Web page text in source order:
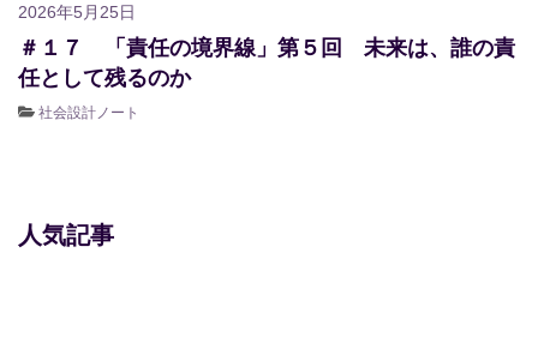
2026年5月25日
＃１７ 「責任の境界線」第５回 未来は、誰の責
任として残るのか
社会設計ノート
人気記事